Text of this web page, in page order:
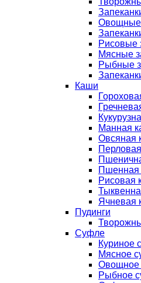
Овощные
Рисовые
Мясные
Рыбные
Каши
Манная
Овсяная
Пшенная
Рисовая
Ячневая
Пудинги
Суфле
Куриное
Мясное
Овощное
Рыбное